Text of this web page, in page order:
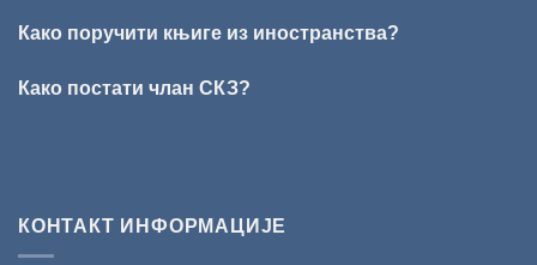
„Милован
поезију
Како поручити књиге из иностранства?
Како постати члан СКЗ?
КОНТАКТ ИНФОРМАЦИЈЕ